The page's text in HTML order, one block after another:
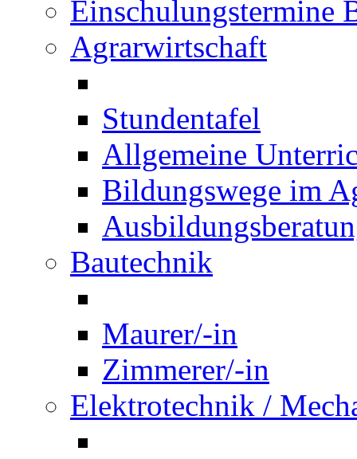
Einschulungstermine
Agrarwirtschaft
Stundentafel
Allgemeine
Bildungswege im
Bautechnik
Maurer/-in
Zimmerer/-in
Elektrotechnik /